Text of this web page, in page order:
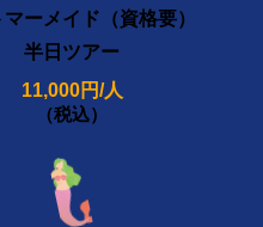
ーメイド（資格要）
半日ツアー
11,000円/人
（税込）